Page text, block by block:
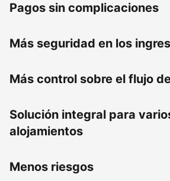
Pagos sin complicaciones
Más seguridad en los
Más control sobre el flujo
Solución integral para
alojamientos
Menos riesgos